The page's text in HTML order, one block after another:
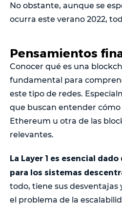
No obstante, aunque se
ocurra este verano 2022,
Pensamientos
Conocer qué es una
fundamental para
este tipo de redes.
que buscan entender
Ethereum u otra de las
relevantes.
La Layer 1 es esencial
para los sistemas
todo, tiene sus desventajas
el problema de la